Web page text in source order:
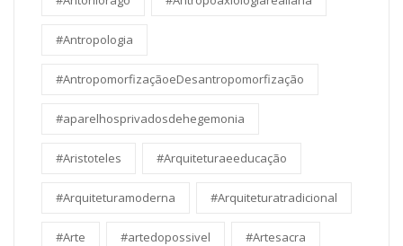
#Antropologia
#AntropomorfizaçãoeDesantropomorfização
#aparelhosprivadosdehegemonia
#Aristoteles #Arquiteturaeeducação
#Arquiteturamoderna #Arquiteturatradicional
#Arte #artedopossivel #Artesacra